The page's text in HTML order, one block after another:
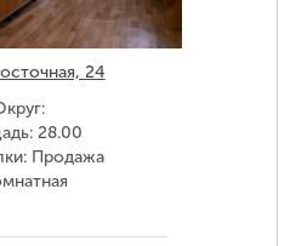
24
28.00
Продажа